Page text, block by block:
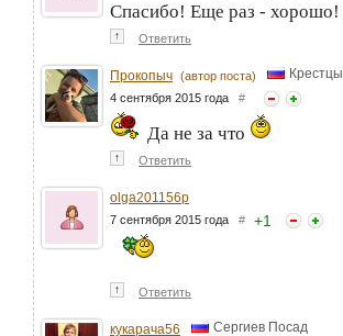
Спасибо! Еще раз - хорошо!
↑ Ответить
Прокопыч (автор поста) Крестцы
4 сентября 2015 года #
Да не за что
↑ Ответить
olga201156p
7 сентября 2015 года # +1
↑ Ответить
кукарача56 Сергиев Посад